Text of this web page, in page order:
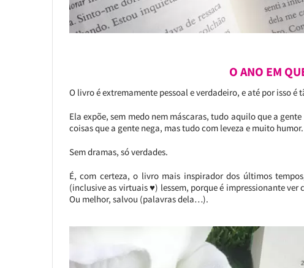
O ANO EM
O livro é extremamente pessoal e verdadeiro, e até por isso é
Ela expõe, sem medo nem máscaras, tudo aquilo que a
coisas que a gente nega, mas tudo com leveza e muito humor.
Sem dramas, só verdades.
É, com certeza, o livro mais inspirador dos últimos
(inclusive as virtuais ♥) lessem, porque é impressionante
Ou melhor, salvou (palavras dela…).